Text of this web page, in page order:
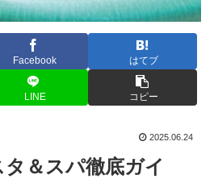
Facebook はてブ
LINE コピー
2025.06.24
＆スパ徹底ガイ